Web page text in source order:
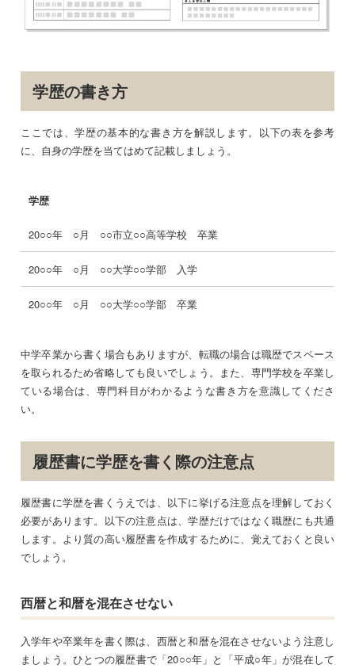
学歴の書き方
ここでは、学歴の基本的な書き方を解説します。以下の表を参考
に、自身の学歴を当てはめて記載しましょう。
学歴
20○○年 ○月 ○○市立○○高等学校 卒業
20○○年 ○月 ○○大学○○学部 入学
20○○年 ○月 ○○大学○○学部 卒業
中学卒業から書く場合もありますが、転職の場合は職歴でスペース
を取られるため省略しても良いでしょう。また、専門学校を卒業し
ている場合は、専門科目がわかるような書き方を意識してくださ
い。
履歴書に学歴を書く際の注意点
履歴書に学歴を書くうえでは、以下に挙げる注意点を理解しておく
必要があります。以下の注意点は、学歴だけではなく職歴にも共通
します。より質の高い履歴書を作成するために、覚えておくと良い
でしょう。
西暦と和暦を混在させない
入学年や卒業年を書く際は、西暦と和暦を混在させないよう注意し
ましょう。ひとつの履歴書で「20○○年」と「平成○年」が混在して